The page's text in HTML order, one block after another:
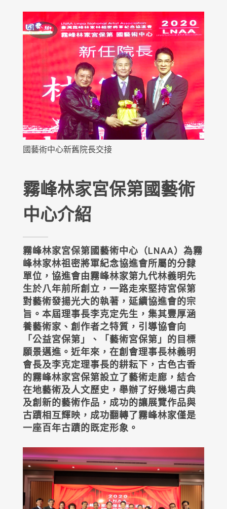
國藝術中心新舊院長交接
霧峰林家宮保第國藝術
中心介紹
霧峰林家宮保第國藝術中心（LNAA）為霧
峰林家林祖密將軍紀念協進會所屬的分隸
單位，協進會由霧峰林家第九代林義明先
生於八年前所創立，一路走來堅持宮保第
對藝術發揚光大的執著，延續協進會的宗
旨。本屆理事長李克定先生，集其豐厚涵
養藝術家、創作者之特質，引導協會向
「公益宮保第」、「藝術宮保第」的目標
願景邁進。近年來，在創會理事長林義明
會長及李克定理事長的耕耘下，古色古香
的霧峰林家宮保第設立了藝術走廊，結合
在地藝術及人文歷史，舉辦了好幾場古典
及創新的藝術作品，成功的讓展覽作品與
古蹟相互輝映，成功翻轉了霧峰林家僅是
一座百年古蹟的既定形象。